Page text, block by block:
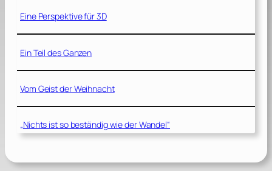
Eine Perspektive für 3D
Ein Teil des Ganzen
Vom Geist der Weihnacht
„Nichts ist so beständig wie der Wandel“